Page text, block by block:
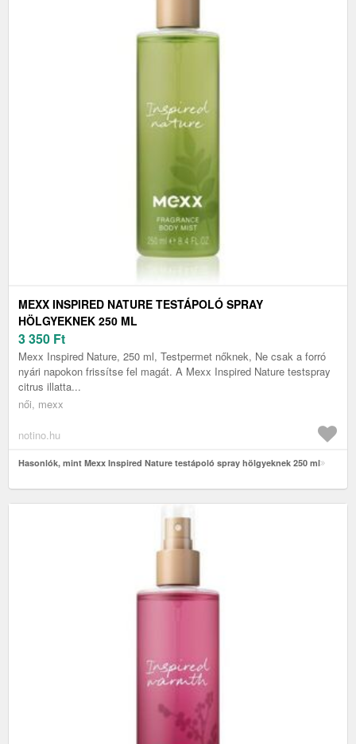
MEXX INSPIRED NATURE TESTÁPOLÓ SPRAY
HÖLGYEKNEK 250 ML
3 350 Ft
Mexx Inspired Nature, 250 ml, Testpermet nőknek, Ne csak a forró
nyári napokon frissítse fel magát. A Mexx Inspired Nature testspray
citrus illatta...
női, mexx
notino.hu
Hasonlók, mint Mexx Inspired Nature testápoló spray hölgyeknek 250 ml